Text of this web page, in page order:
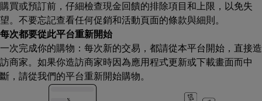
購買或預訂前，仔細檢查現金回饋的排除項目和上限，以免失
望。不要忘記查看任何促銷和活動頁面的條款與細則。
每次都要從此平台重新開始
一次完成你的購物：每次新的交易，都請從本平台開始，直接造
訪商家。如果你造訪商家時因為應用程式更新或下載畫面而中
斷，請從我們的平台重新開始購物。